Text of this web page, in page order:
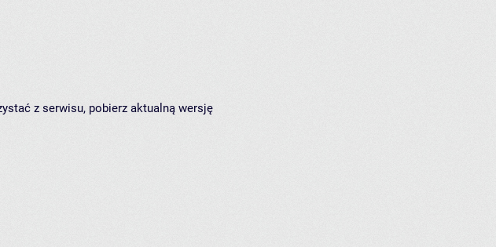
z serwisu, pobierz aktualną wersję